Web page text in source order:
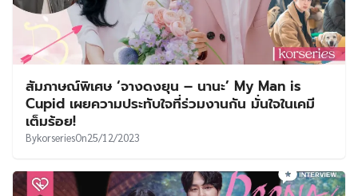
สัมภาษณ์พิเศษ ‘จางดงยุน – นานะ’ My Man is
Cupid เผยความประทับใจที่ร่วมงานกัน มั่นใจในเคมี
เต็มร้อย!
BykorseriesOn25/12/2023